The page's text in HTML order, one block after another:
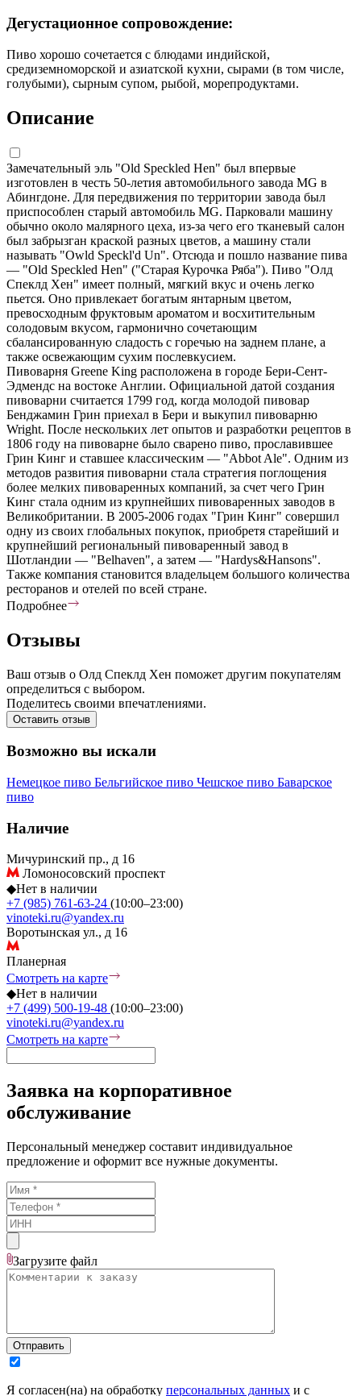
Дегустационное сопровождение:
Пиво хорошо сочетается с блюдами индийской,
средиземноморской и азиатской кухни, сырами (в том числе,
голубыми), сырным супом, рыбой, морепродуктами.
Описание
Замечательный эль "Old Speckled Hen" был впервые
изготовлен в честь 50-летия автомобильного завода MG в
Абингдоне. Для передвижения по территории завода был
приспособлен старый автомобиль MG. Парковали машину
обычно около малярного цеха, из-за чего его тканевый салон
был забрызган краской разных цветов, а машину стали
называть "Owld Speckl'd Un". Отсюда и пошло название пива
— "Old Speckled Hen" ("Старая Курочка Ряба"). Пиво "Олд
Спеклд Хен" имеет полный, мягкий вкус и очень легко
пьется. Оно привлекает богатым янтарным цветом,
превосходным фруктовым ароматом и восхитительным
солодовым вкусом, гармонично сочетающим
сбалансированную сладость с горечью на заднем плане, а
также освежающим сухим послевкусием.
Пивоварня Greene King расположена в городе Бери-Сент-
Эдмендс на востоке Англии. Официальной датой создания
пивоварни считается 1799 год, когда молодой пивовар
Бенджамин Грин приехал в Бери и выкупил пивоварню
Wright. После нескольких лет опытов и разработки рецептов в
1806 году на пивоварне было сварено пиво, прославившее
Грин Кинг и ставшее классическим — "Abbot Ale". Одним из
методов развития пивоварни стала стратегия поглощения
более мелких пивоваренных компаний, за счет чего Грин
Кинг стала одним из крупнейших пивоваренных заводов в
Великобритании. В 2005-2006 годах "Грин Кинг" совершил
одну из своих глобальных покупок, приобретя старейший и
крупнейший региональный пивоваренный завод в
Шотландии — "Belhaven", а затем — "Hardys&Hansons".
Также компания становится владельцем большого количества
ресторанов и отелей по всей стране.
Подробнее
Отзывы
Ваш отзыв о Олд Спеклд Хен поможет другим покупателям
определиться с выбором.
Поделитесь своими впечатлениями.
Оставить отзыв
Возможно вы искали
Немецкое пиво Бельгийское пиво Чешское пиво Баварское
пиво
Наличие
Мичуринский пр., д 16
Ломоносовский проспект
◆Нет в наличии
+7 (985) 761-63-24 (10:00–23:00)
vinoteki.ru@yandex.ru
Воротынская ул., д 16
Планерная
Смотреть на карте
◆Нет в наличии
+7 (499) 500-19-48 (10:00–23:00)
vinoteki.ru@yandex.ru
Смотреть на карте
Заявка на корпоративное
обслуживание
Персональный менеджер составит индивидуальное
предложение и оформит все нужные документы.
Загрузите файл
Отправить
Я согласен(на) на обработку персональных данных и с